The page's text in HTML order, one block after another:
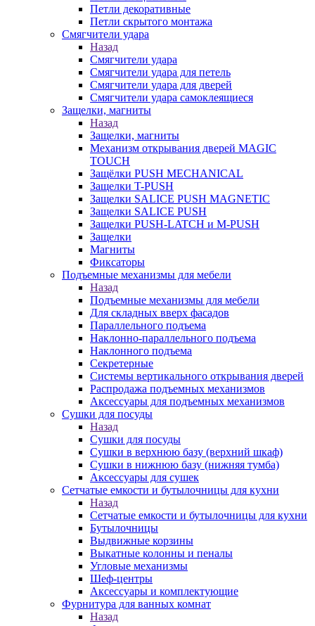
Петли декоративные
Петли скрытого монтажа
Смягчители удара
Назад
Смягчители удара
Смягчители удара для петель
Смягчители удара для дверей
Cмягчители удара самоклеящиеся
Защелки, магниты
Назад
Защелки, магниты
Механизм открывания дверей MAGIC
TOUCH
Защёлки PUSH MECHANICAL
Защелки T-PUSH
Защелки SALICE PUSH MAGNETIC
Защелки SALICE PUSH
Защелки PUSH-LATCH и M-PUSH
Защелки
Магниты
Фиксаторы
Подъемные механизмы для мебели
Назад
Подъемные механизмы для мебели
Для складных вверх фасадов
Параллельного подъема
Наклонно-параллельного подъема
Наклонного подъема
Секретерные
Системы вертикального открывания дверей
Распродажа подъемных механизмов
Аксессуары для подъемных механизмов
Сушки для посуды
Назад
Сушки для посуды
Сушки в верхнюю базу (верхний шкаф)
Сушки в нижнюю базу (нижняя тумба)
Аксессуары для сушек
Сетчатые емкости и бутылочницы для кухни
Назад
Сетчатые емкости и бутылочницы для кухни
Бутылочницы
Выдвижные корзины
Выкатные колонны и пеналы
Угловые механизмы
Шеф-центры
Аксессуары и комплектующие
Фурнитура для ванных комнат
Назад